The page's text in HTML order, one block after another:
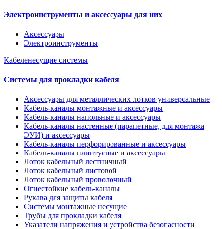
Электроинструменты и аксессуары для них
Аксессуары
Электроинструменты
Кабеленесущие системы
Системы для прокладки кабеля
Аксессуары для металлических лотков универсальные
Кабель-каналы монтажные и аксессуары
Кабель-каналы напольные и аксессуары
Кабель-каналы настенные (парапетные, для монтажа
ЭУИ) и аксессуары
Кабель-каналы перфорированные и аксессуары
Кабель-каналы плинтусные и аксессуары
Лоток кабельный лестничный
Лоток кабельный листовой
Лоток кабельный проволочный
Огнестойкие кабель-каналы
Рукава для защиты кабеля
Системы монтажные несущие
Трубы для прокладки кабеля
Указатели напряжения и устройства безопасности